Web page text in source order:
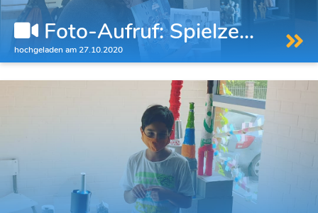
Foto-Aufruf: Spielze...
hochgeladen am 27.10.2020